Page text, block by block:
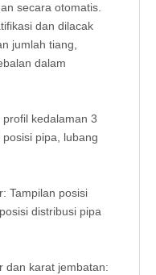
secara otomatis.
dan dilacak
jumlah tiang,
dalam
kedalaman 3
pipa, lubang
Tampilan posisi
distribusi pipa
dan karat jembatan: